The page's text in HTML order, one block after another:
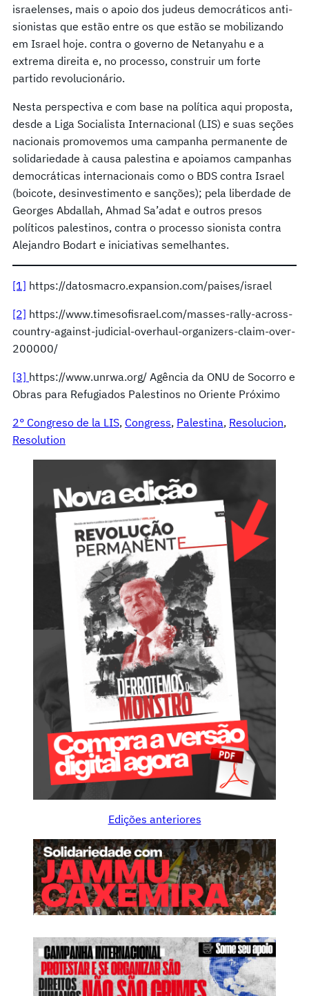
israelenses, mais o apoio dos judeus democráticos anti-
sionistas que estão entre os que estão se mobilizando
em Israel hoje. contra o governo de Netanyahu e a
extrema direita e, no processo, construir um forte
partido revolucionário.
Nesta perspectiva e com base na política aqui proposta,
desde a Liga Socialista Internacional (LIS) e suas seções
nacionais promovemos uma campanha permanente de
solidariedade à causa palestina e apoiamos campanhas
democráticas internacionais como o BDS contra Israel
(boicote, desinvestimento e sanções); pela liberdade de
Georges Abdallah, Ahmad Sa’adat e outros presos
políticos palestinos, contra o processo sionista contra
Alejandro Bodart e iniciativas semelhantes.
[1] https://datosmacro.expansion.com/paises/israel
[2] https://www.timesofisrael.com/masses-rally-across-
country-against-judicial-overhaul-organizers-claim-over-
200000/
[3] https://www.unrwa.org/ Agência da ONU de Socorro e
Obras para Refugiados Palestinos no Oriente Próximo
2° Congreso de la LIS, Congress, Palestina, Resolucion
Resolution
Edições anteriores